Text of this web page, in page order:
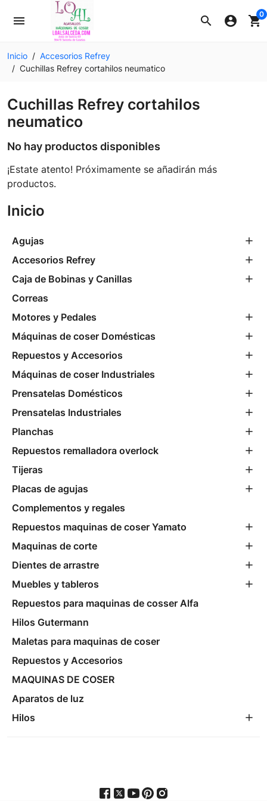
search
menu account_circle shopping_cart0
Inicio
Accesorios Refrey
Cuchillas Refrey cortahilos neumatico
Inicio
Agujas
Accesorios Refrey
Caja de Bobinas y Canillas
Correas
Motores y Pedales
Máquinas de coser Domésticas
Repuestos y Accesorios
Máquinas de coser Industriales
Prensatelas Domésticos
Prensatelas Industriales
Planchas
Repuestos remalladora overlock
Tijeras
Placas de agujas
Complementos y regales
Repuestos maquinas de coser Yamato
Maquinas de corte
Dientes de arrastre
Muebles y tableros
Repuestos para maquinas de cosser Alfa
Hilos Gutermann
Maletas para maquinas de coser
Repuestos y Accesorios
MAQUINAS DE COSER
Aparatos de luz
Hilos
Cuchillas Refrey cortahilos
neumatico
No hay productos disponibles
¡Estate atento! Próximamente se añadirán más
productos.